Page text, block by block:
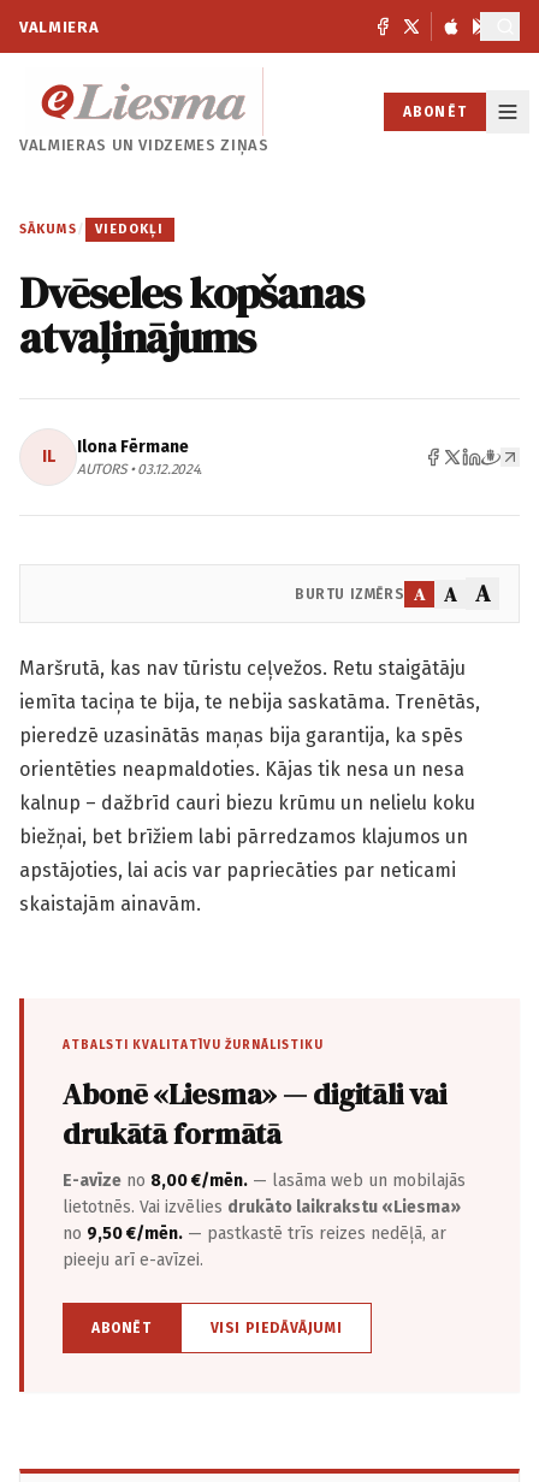
VALMIERA
VALMIERAS UNVIDZEMES ZIŅAS
ABONĒT
SĀKUMS / VIEDOKĻI
Dvēseles kopšanas
atvaļinājums
IL Ilona Fērmane
AUTORS • 03.12.2024.
BURTU IZMĒRS A A A
Maršrutā, kas nav tūristu ceļvežos. Retu staigātāju
iemīta taciņa te bija, te nebija saskatāma. Trenētās,
pieredzē uzasinātās maņas bija garantija, ka spēs
orientēties neapmaldoties. Kājas tik nesa un nesa
kalnup – dažbrīd cauri biezu krūmu un nelielu koku
biežņai, bet brīžiem labi pārredzamos klajumos un
apstājoties, lai acis var papriecāties par neticami
skaistajām ainavām.
ATBALSTI KVALITATĪVU ŽURNĀLISTIKU
Abonē «Liesma» — digitāli vai
drukātā formātā
E-avīze no 8,00 €/mēn. — lasāma web un mobilajās
lietotnēs. Vai izvēlies drukāto laikrakstu «Liesma»
no 9,50 €/mēn. — pastkastē trīs reizes nedēļā, ar
pieeju arī e-avīzei.
ABONĒT VISI PIEDĀVĀJUMI